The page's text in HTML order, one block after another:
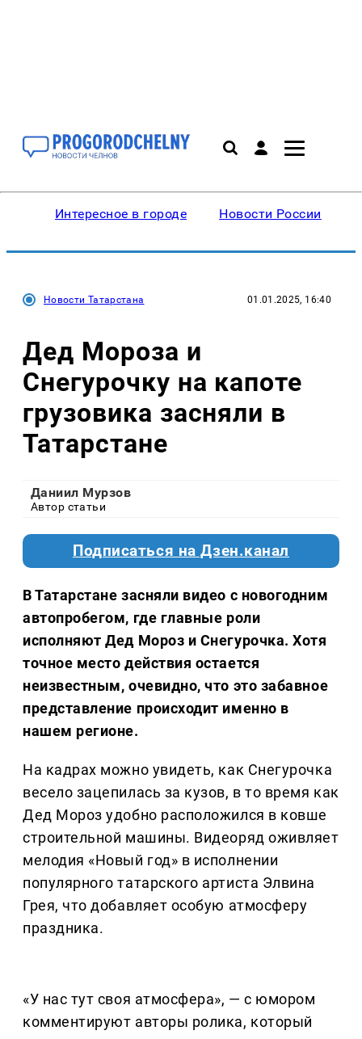
Интересное в городе Новости России
Новости Татарстана 01.01.2025, 16:40
Дед Мороза и
Снегурочку на капоте
грузовика засняли в
Татарстане
Даниил Мурзов
Автор статьи
Подписаться на Дзен.канал
В Татарстане засняли видео с новогодним
автопробегом, где главные роли
исполняют Дед Мороз и Снегурочка. Хотя
точное место действия остается
неизвестным, очевидно, что это забавное
представление происходит именно в
нашем регионе.
На кадрах можно увидеть, как Снегурочка
весело зацепилась за кузов, в то время как
Дед Мороз удобно расположился в ковше
строительной машины. Видеоряд оживляет
мелодия «Новый год» в исполнении
популярного татарского артиста Элвина
Грея, что добавляет особую атмосферу
праздника.
«У нас тут своя атмосфера», — с юмором
комментируют авторы ролика, который